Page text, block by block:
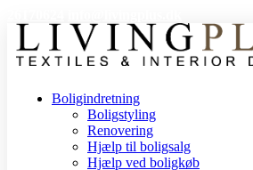
Boligindretning
Boligstyling
Renovering
Hjælp til boligsalg
Hjælp ved boligkøb